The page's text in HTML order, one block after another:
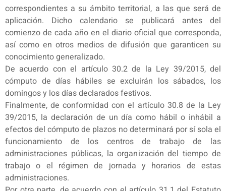
correspondientes a su ámbito territorial, a las que será de
aplicación. Dicho calendario se publicará antes del
comienzo de cada año en el diario oficial que corresponda,
así como en otros medios de difusión que garanticen su
conocimiento generalizado.
De acuerdo con el artículo 30.2 de la Ley 39/2015, del
cómputo de días hábiles se excluirán los sábados, los
domingos y los días declarados festivos.
Finalmente, de conformidad con el artículo 30.8 de la Ley
39/2015, la declaración de un día como hábil o inhábil a
efectos del cómputo de plazos no determinará por sí sola el
funcionamiento de los centros de trabajo de las
administraciones públicas, la organización del tiempo de
trabajo o el régimen de jornada y horarios de estas
administraciones.